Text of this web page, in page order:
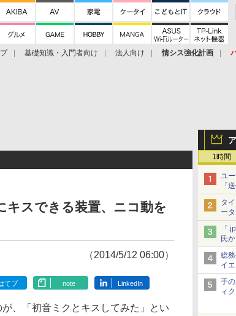
基礎知識・入門者向け 法人向け 情シス強化計画
1時間
ユ
「
【
タ
ー
で
「
氏
総
イ
手
ィ
スできる装置、ニコ動を
（2014/5/12 06:00）
てブ note LinkedIn
、「初音ミクとキスしてみた」とい